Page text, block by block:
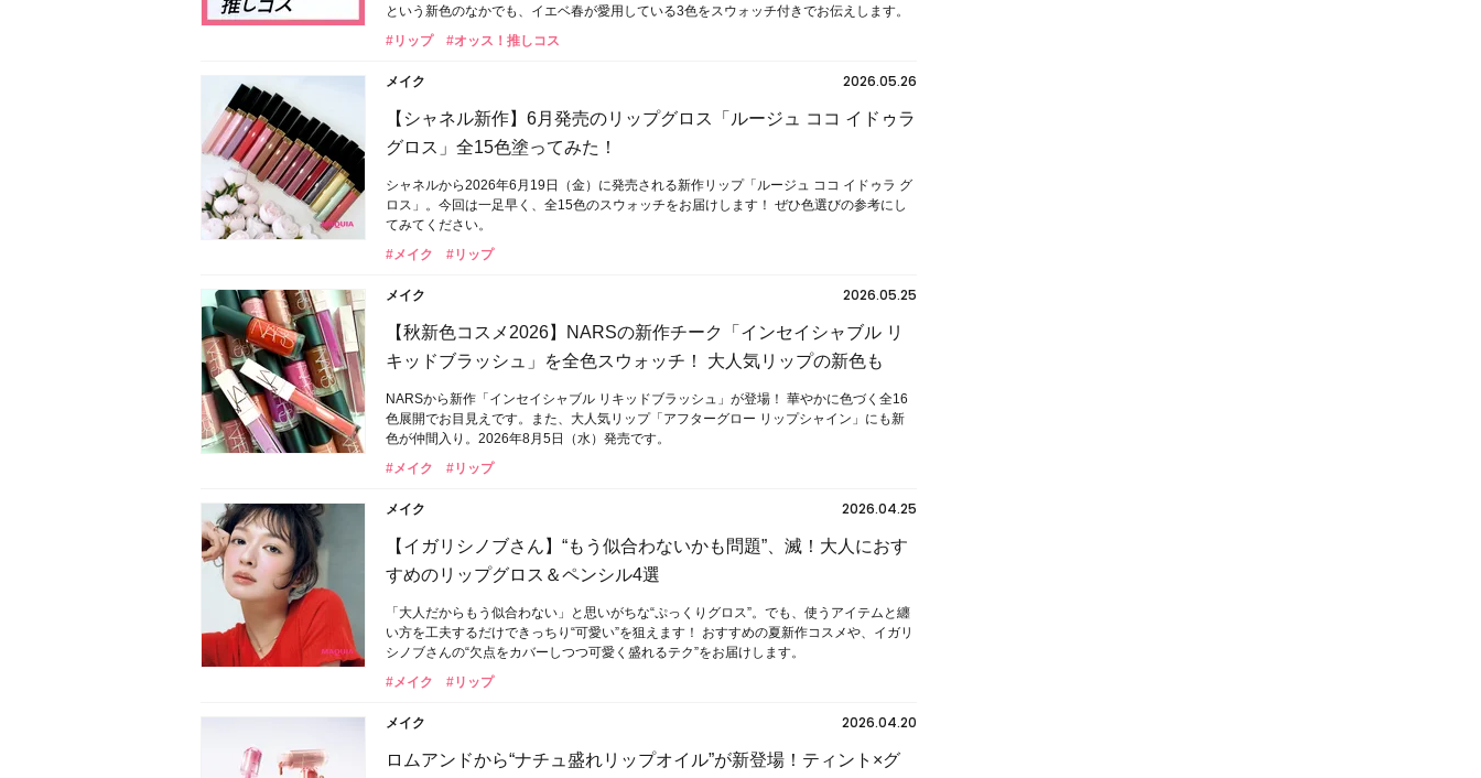
という新色のなかでも、イエベ春が愛用している3色をスウォッチ付きでお伝えします。
#リップ
#オッス！推しコス
メイク
2026.05.26
【シャネル新作】6月発売のリップグロス「ルージュ ココ イドゥラ
グロス」全15色塗ってみた！
シャネルから2026年6月19日（金）に発売される新作リップ「ルージュ ココ イドゥラ グ
ロス」。今回は一足早く、全15色のスウォッチをお届けします！ ぜひ色選びの参考にし
てみてください。
#メイク
#リップ
メイク
2026.05.25
【秋新色コスメ2026】NARSの新作チーク「インセイシャブル リ
キッドブラッシュ」を全色スウォッチ！ 大人気リップの新色も
NARSから新作「インセイシャブル リキッドブラッシュ」が登場！ 華やかに色づく全16
色展開でお目見えです。また、大人気リップ「アフターグロー リップシャイン」にも新
色が仲間入り。2026年8月5日（水）発売です。
#メイク
#リップ
メイク
2026.04.25
【イガリシノブさん】“もう似合わないかも問題”、滅！大人におす
すめのリップグロス＆ペンシル4選
「大人だからもう似合わない」と思いがちな“ぷっくりグロス”。でも、使うアイテムと纏
い方を工夫するだけできっちり“可愛い”を狙えます！ おすすめの夏新作コスメや、イガリ
シノブさんの“欠点をカバーしつつ可愛く盛れるテク”をお届けします。
#メイク
#リップ
メイク
2026.04.20
ロムアンドから“ナチュ盛れリップオイル”が新登場！ティント×グ